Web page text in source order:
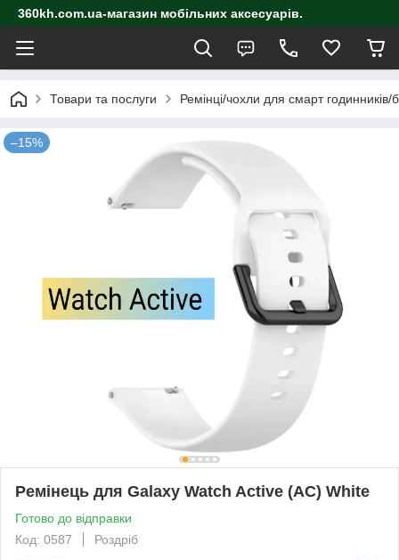
360kh.com.ua-магазин мобільних аксесуарів.
Товари та послуги Ремінці/чохли для смарт годинників/
–15%
Ремінець для Galaxy Watch Active (AC) White
Готово до відправки
Код: 0587
Роздріб